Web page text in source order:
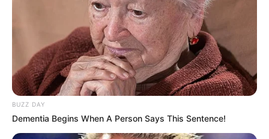
10 Pose Manekin Anti
Mainstream yang Konyol
BUZZ DAY
Dementia Begins When A Person Says This Sentence!